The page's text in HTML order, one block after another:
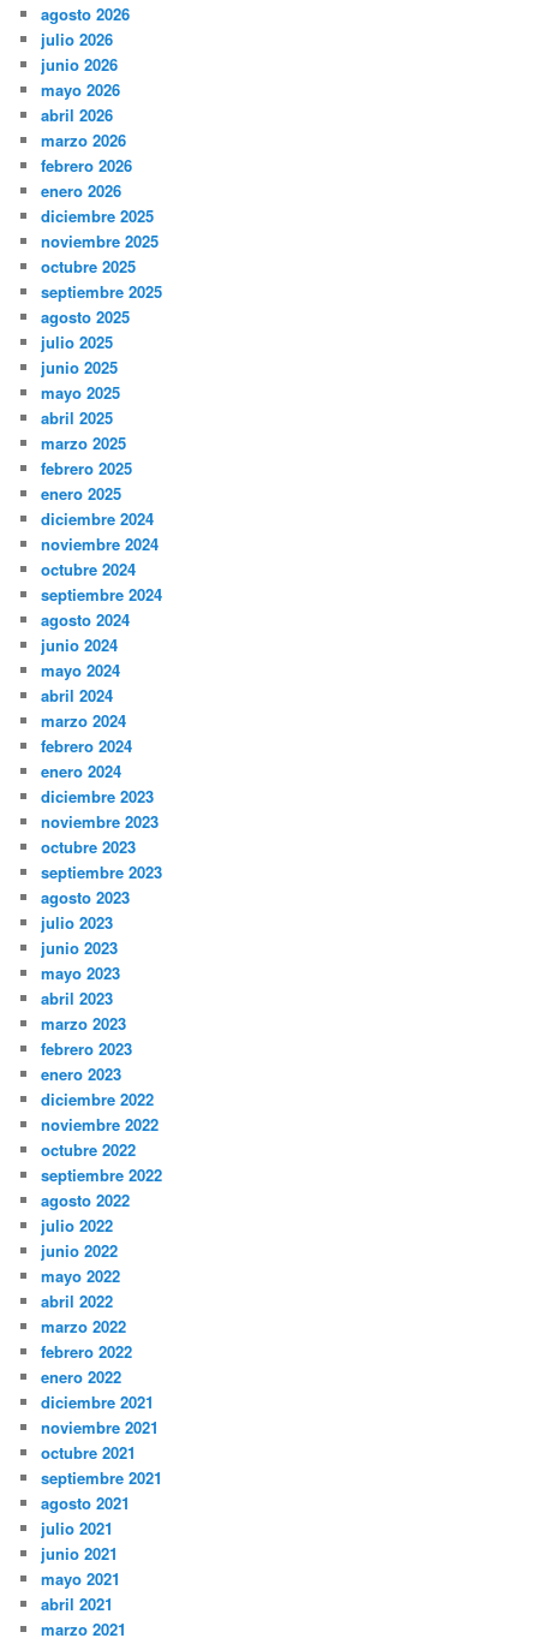
agosto 2026
julio 2026
junio 2026
mayo 2026
abril 2026
marzo 2026
febrero 2026
enero 2026
diciembre 2025
noviembre 2025
octubre 2025
septiembre 2025
agosto 2025
julio 2025
junio 2025
mayo 2025
abril 2025
marzo 2025
febrero 2025
enero 2025
diciembre 2024
noviembre 2024
octubre 2024
septiembre 2024
agosto 2024
junio 2024
mayo 2024
abril 2024
marzo 2024
febrero 2024
enero 2024
diciembre 2023
noviembre 2023
octubre 2023
septiembre 2023
agosto 2023
julio 2023
junio 2023
mayo 2023
abril 2023
marzo 2023
febrero 2023
enero 2023
diciembre 2022
noviembre 2022
octubre 2022
septiembre 2022
agosto 2022
julio 2022
junio 2022
mayo 2022
abril 2022
marzo 2022
febrero 2022
enero 2022
diciembre 2021
noviembre 2021
octubre 2021
septiembre 2021
agosto 2021
julio 2021
junio 2021
mayo 2021
abril 2021
marzo 2021